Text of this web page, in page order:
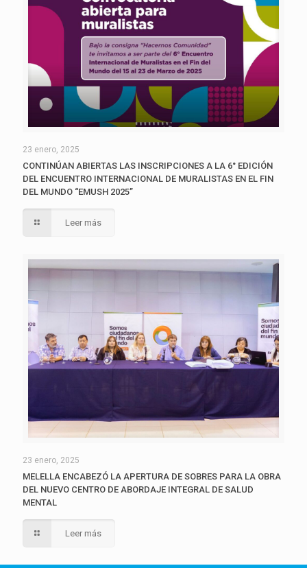
23 enero, 2025
CONTINÚAN ABIERTAS LAS INSCRIPCIONES A LA 6° EDICIÓN
DEL ENCUENTRO INTERNACIONAL DE MURALISTAS EN EL FIN
DEL MUNDO “EMUSH 2025”
Leer más
23 enero, 2025
MELELLA ENCABEZÓ LA APERTURA DE SOBRES PARA LA OBRA
DEL NUEVO CENTRO DE ABORDAJE INTEGRAL DE SALUD
MENTAL
Leer más